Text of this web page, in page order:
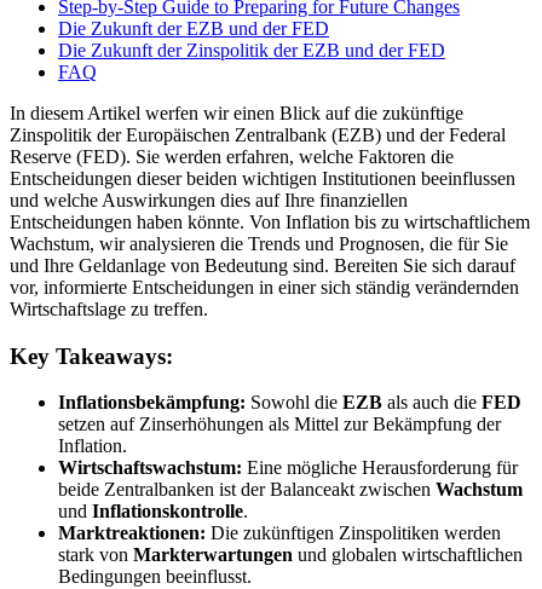
Step-by-Step Guide to Preparing for Future Changes
Die Zukunft der EZB und der FED
Die Zukunft der Zinspolitik der EZB und der FED
FAQ
In diesem Artikel werfen wir einen Blick auf die zukünftige
Zinspolitik der Europäischen Zentralbank (EZB) und der Federal
Reserve (FED). Sie werden erfahren, welche Faktoren die
Entscheidungen dieser beiden wichtigen Institutionen beeinflussen
und welche Auswirkungen dies auf Ihre finanziellen
Entscheidungen haben könnte. Von Inflation bis zu wirtschaftlichem
Wachstum, wir analysieren die Trends und Prognosen, die für Sie
und Ihre Geldanlage von Bedeutung sind. Bereiten Sie sich darauf
vor, informierte Entscheidungen in einer sich ständig verändernden
Wirtschaftslage zu treffen.
Key Takeaways:
Inflationsbekämpfung: Sowohl die EZB als auch die FED
setzen auf Zinserhöhungen als Mittel zur Bekämpfung der
Inflation.
Wirtschaftswachstum: Eine mögliche Herausforderung für
beide Zentralbanken ist der Balanceakt zwischen Wachstum
und Inflationskontrolle.
Marktreaktionen: Die zukünftigen Zinspolitiken werden
stark von Markterwartungen und globalen wirtschaftlichen
Bedingungen beeinflusst.